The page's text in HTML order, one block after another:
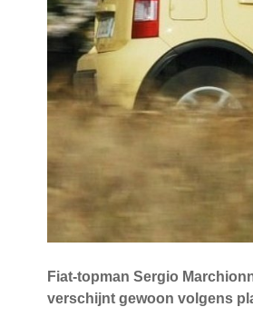
Fiat-topman Sergio
verschijnt gewoon volgens